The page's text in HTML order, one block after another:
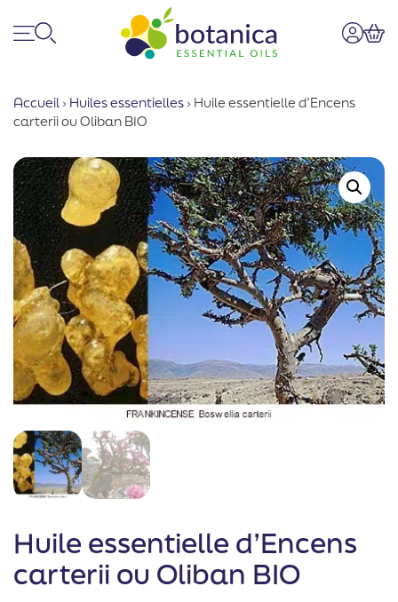
Accueil › Huiles essentielles › Huile essentielle d’Encens
carterii ou Oliban BIO
Huile essentielle d’Encens
carterii ou Oliban BIO